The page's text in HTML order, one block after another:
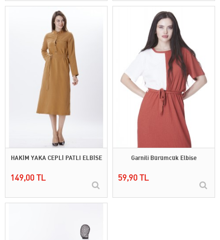
HAKİM YAKA CEPLİ PATLI ELBİSE
149,00 TL
Garnili Bürümcük Elbise
59,90 TL